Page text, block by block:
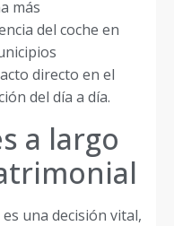
más
del coche en
directo en el
del día a día.
a largo
una decisión vital,